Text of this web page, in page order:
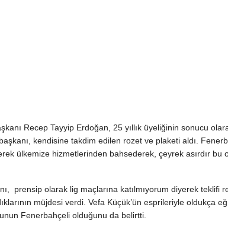
Recep Tayyip Erdoğan, 25 yıllık üyeliğinin sonucu
kendisine takdim edilen rozet ve plaketi aldı.
ülkemize hizmetlerinden bahsederek, çeyrek asırdır bu
prensip olarak lig maçlarına katılmıyorum diyerek teklifi
müjdesi verdi. Vefa Küçük’ün esprileriyle oldukça
Fenerbahçeli olduğunu da belirtti.